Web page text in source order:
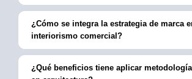
¿Cómo se integra la estrategia de marca
interiorismo comercial?
¿Qué beneficios tiene aplicar